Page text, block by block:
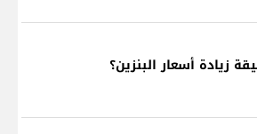
زيادة أسعار البنزين؟